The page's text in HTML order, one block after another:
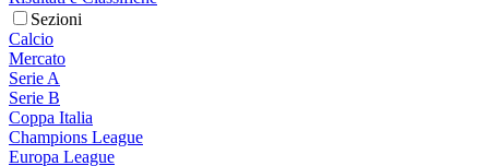
Sezioni
Calcio
Mercato
Serie A
Serie B
Coppa Italia
Champions League
Europa League